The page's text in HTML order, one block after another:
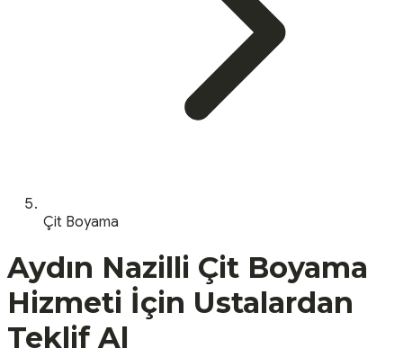
Çit Boyama
Aydın Nazilli Çit Boyama
Hizmeti İçin Ustalardan
Teklif Al